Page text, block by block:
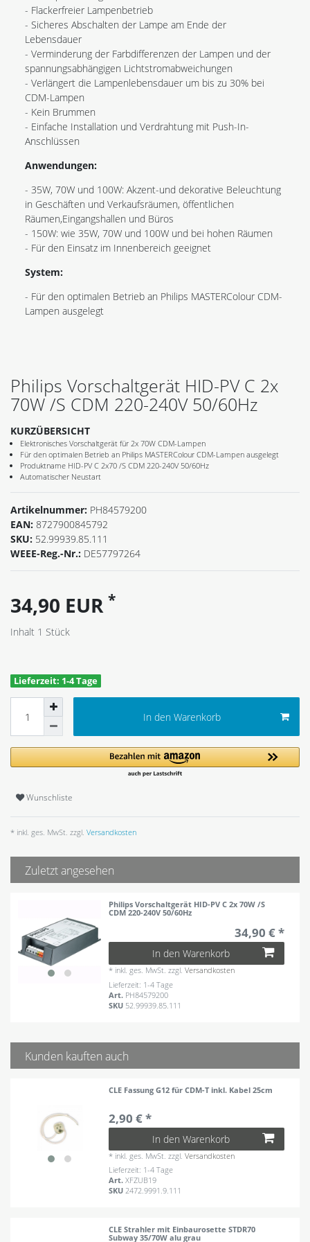
- Flackerfreier Lampenbetrieb
- Sicheres Abschalten der Lampe am Ende der
Lebensdauer
- Verminderung der Farbdifferenzen der Lampen und der
spannungsabhängigen Lichtstromabweichungen
- Verlängert die Lampenlebensdauer um bis zu 30% bei
CDM-Lampen
- Kein Brummen
- Einfache Installation und Verdrahtung mit Push-In-
Anschlüssen
Anwendungen:
- 35W, 70W und 100W: Akzent-und dekorative Beleuchtung
in Geschäften und Verkaufsräumen, öffentlichen
Räumen,Eingangshallen und Büros
- 150W: wie 35W, 70W und 100W und bei hohen Räumen
- Für den Einsatz im Innenbereich geeignet
System:
- Für den optimalen Betrieb an Philips MASTERColour CDM-
Lampen ausgelegt
Philips Vorschaltgerät HID-PV C 2x
70W /S CDM 220-240V 50/60Hz
KURZÜBERSICHT
Elektronisches Vorschaltgerät für 2x 70W CDM-Lampen
Für den optimalen Betrieb an Philips MASTERColour CDM-Lampen ausgelegt
Produktname HID-PV C 2x70 /S CDM 220-240V 50/60Hz
Automatischer Neustart
Artikelnummer: PH84579200
EAN: 8727900845792
SKU: 52.99939.85.111
WEEE-Reg.-Nr.: DE57797264
34,90 EUR *
Inhalt 1 Stück
Lieferzeit: 1-4 Tage
In den Warenkorb
Wunschliste
* inkl. ges. MwSt. zzgl. Versandkosten
Zuletzt angesehen
Philips Vorschaltgerät HID-PV C 2x 70W /S
CDM 220-240V 50/60Hz
34,90 € *
In den Warenkorb
* inkl. ges. MwSt. zzgl.Versandkosten
Lieferzeit: 1-4 Tage
Art. PH84579200
SKU 52.99939.85.111
Kunden kauften auch
CLE Fassung G12 für CDM-T inkl. Kabel 25cm
2,90 € *
In den Warenkorb
* inkl. ges. MwSt. zzgl.Versandkosten
Lieferzeit: 1-4 Tage
Art.XFZUB19
SKU2472.9991.9.111
CLE Strahler mit Einbaurosette STDR70
Subway 35/70W alu grau